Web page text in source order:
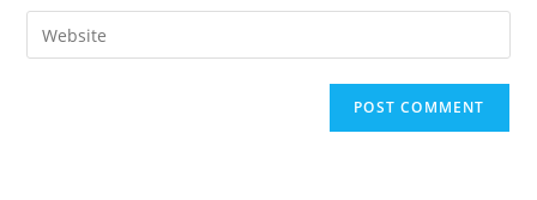
comment
email
address
Enter
your